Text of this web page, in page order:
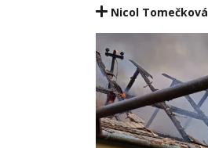
Nicol Tomečková